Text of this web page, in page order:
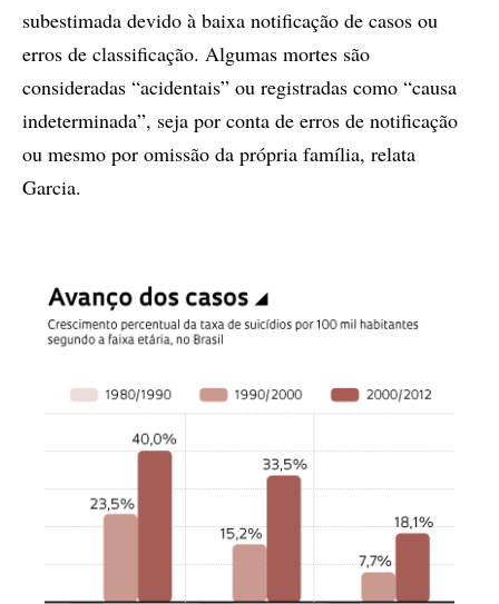
subestimada devido à baixa notificação de casos ou
erros de classificação. Algumas mortes são
consideradas “acidentais” ou registradas como “causa
indeterminada”, seja por conta de erros de notificação
ou mesmo por omissão da própria família, relata
Garcia.